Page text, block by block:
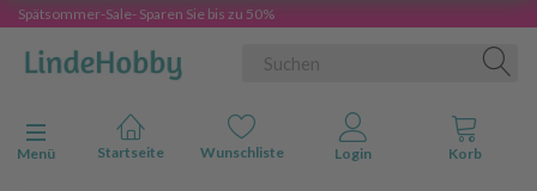
Spätsommer-Sale- Sparen Sie bis zu 50%
Anzeige ändern
Menü